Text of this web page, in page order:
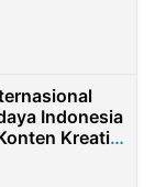
Indonesia
Kreatif